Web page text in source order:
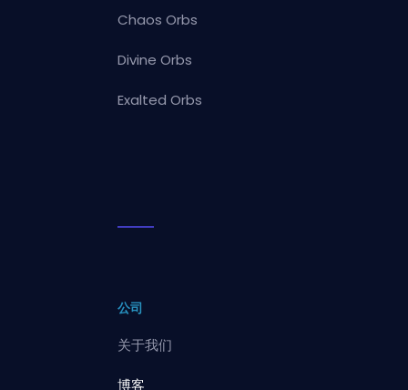
Chaos Orbs
Divine Orbs
Exalted Orbs
公司
关于我们
博客